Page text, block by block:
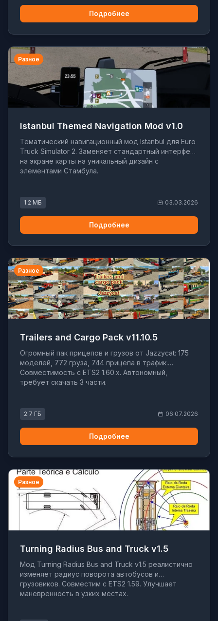
Подробнее
Разное
Istanbul Themed Navigation Mod v1.0
Тематический навигационный мод Istanbul для Euro
Truck Simulator 2. Заменяет стандартный интерфейс
на экране карты на уникальный дизайн с
элементами Стамбула.
1.2 МБ 03.03.2026
Подробнее
Разное
Trailers and Cargo Pack v11.10.5
Огромный пак прицепов и грузов от Jazzycat: 175
моделей, 772 груза, 744 прицепа в трафик.
Совместимость с ETS2 1.60.x. Автономный,
требует скачать 3 части.
2.7 ГБ 06.07.2026
Подробнее
Разное
Turning Radius Bus and Truck v1.5
Мод Turning Radius Bus and Truck v1.5 реалистично
изменяет радиус поворота автобусов и
грузовиков. Совместим с ETS2 1.59. Улучшает
маневренность в узких местах.